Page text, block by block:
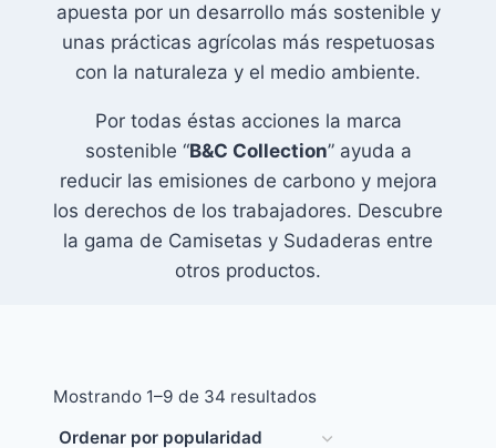
apuesta por un desarrollo más sostenible y
unas prácticas agrícolas más respetuosas
con la naturaleza y el medio ambiente.
Por todas éstas acciones la marca
sostenible “B&C Collection” ayuda a
reducir las emisiones de carbono y mejora
los derechos de los trabajadores. Descubre
la gama de Camisetas y Sudaderas entre
otros productos.
Mostrando 1–9 de 34 resultadosOrdenado